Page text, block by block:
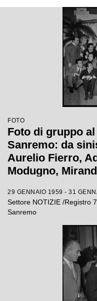
FOTO
Foto di gruppo
Sanremo: da
Aurelio Fierro,
Modugno,
Torrielli, Arturo
Anna D'Amico,
Achille Togliani,
Tortora, Fausto
29 GENNAIO 1959 - 31
Settore NOTIZIE /Registro
Sanremo